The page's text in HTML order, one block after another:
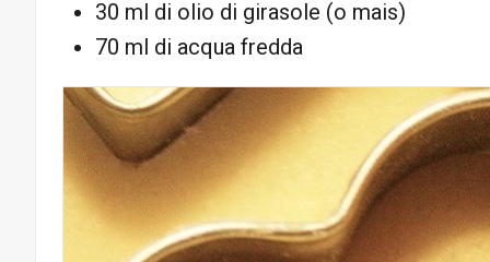
30 ml di olio di girasole (o mais)
70 ml di acqua fredda